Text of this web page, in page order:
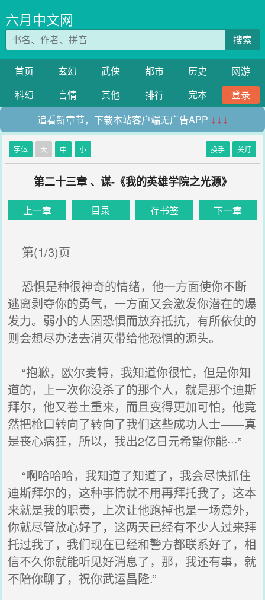
六月中文网
搜索
首页 玄幻 武侠 都市 历史
网游
科幻
言情 其他 排行 完本
登录
追看新章节，下载本站客户端无广告APP ↓↓↓
字体 大 中 小 换手 关灯
第二十三章 、谋-《我的英雄学院之光源》
上一章 目录 存书签 下一章
第(1/3)页
恐惧是种很神奇的情绪，他一方面使你不断
逃离剥夺你的勇气，一方面又会激发你潜在的爆
发力。弱小的人因恐惧而放弃抵抗，有所依仗的
则会想尽办法去消灭带给他恐惧的源头。
“抱歉，欧尔麦特，我知道你很忙，但是你知
道的，上一次你没杀了的那个人，就是那个迪斯
拜尔，他又卷土重来，而且变得更加可怕，他竟
然把枪口转向了转向了我们这些成功人士——真
是丧心病狂，所以，我出2亿日元希望你能···”
“啊哈哈哈，我知道了知道了，我会尽快抓住
迪斯拜尔的，这种事情就不用再拜托我了，这本
来就是我的职责，上次让他跑掉也是一场意外，
你就尽管放心好了，这两天已经有不少人过来拜
托过我了，我们现在已经和警方都联系好了，相
信不久你就能听见好消息了，那，我还有事，就
不陪你聊了，祝你武运昌隆.”